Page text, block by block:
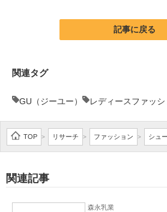
記事に戻る
関連タグ
GU（ジーユー） レディースファッシ
TOP > リサーチ > ファッション > シュ
関連記事
森永乳業